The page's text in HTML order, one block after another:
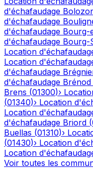
d'échafaudage
d'échafaudage
d'échafaudage Bourg-
d'échafaudage Bourg-
Location
Location
d'échafaudage
d'échafaudage Brénod
Brens (01300)›
(01340)› Location
Location
d'échafaudage Briord (
Buellas (01310)›
(01430)› Location
Location
Voir toutes les